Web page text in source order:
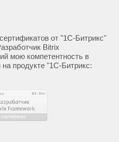
от "1С-Битрикс"
Bitrix
мою компетентность в
продукте "1С-Битрикс: